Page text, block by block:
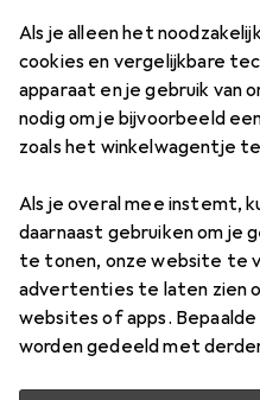
Als je alleen het
cookies en vergelijkbare
apparaat en je gebruik van
nodig om je bijvoorbeeld
zoals het winkelwagentje
Als je overal mee instemt,
daarnaast gebruiken om je
te tonen, onze website te
advertenties te laten zien
websites of apps.
worden gedeeld met
EUR
92,09
CMP
40
Accessoires
Campagnolo